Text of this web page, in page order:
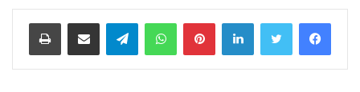
لينكدإن بينتيريستواتساب تيلقرام مشاركة عبر البريد طباعة